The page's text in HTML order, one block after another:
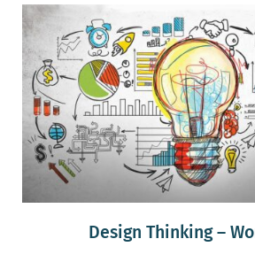
Design Thinking –